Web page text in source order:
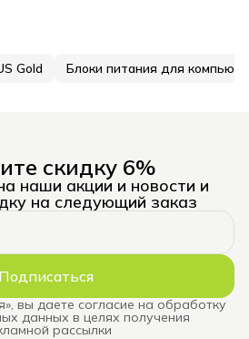
Gold Блоки питания для
скидку 6%
наши акции и новости и
на следующий заказ
Подписаться
вы даете согласие на обработку
данных в целях получения
рассылки